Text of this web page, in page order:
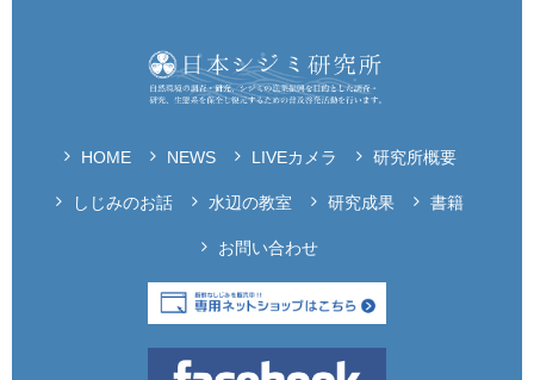
HOME NEWS LIVEカメラ 研究所概要
しじみのお話 水辺の教室 研究成果 書籍
お問い合わせ